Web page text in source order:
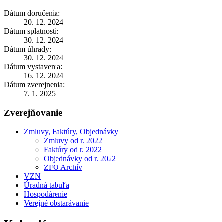
Dátum doručenia:
20. 12. 2024
Dátum splatnosti:
30. 12. 2024
Dátum úhrady:
30. 12. 2024
Dátum vystavenia:
16. 12. 2024
Dátum zverejnenia:
7. 1. 2025
Zverejňovanie
Zmluvy, Faktúry, Objednávky
Zmluvy od r. 2022
Faktúry od r. 2022
Objednávky od r. 2022
ZFO Archív
VZN
Úradná tabuľa
Hospodárenie
Verejné obstarávanie